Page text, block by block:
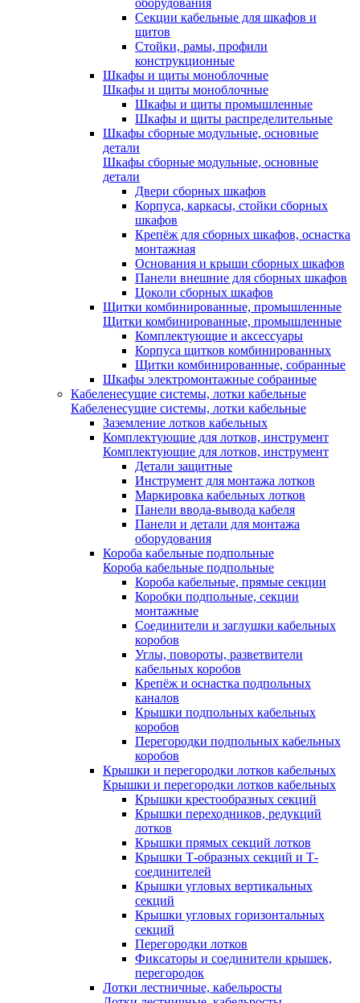
оборудования
Секции кабельные для шкафов и
щитов
Стойки, рамы, профили
конструкционные
Шкафы и щиты моноблочные
Шкафы и щиты моноблочные
Шкафы и щиты промышленные
Шкафы и щиты распределительные
Шкафы сборные модульные, основные
детали
Шкафы сборные модульные, основные
детали
Двери сборных шкафов
Корпуса, каркасы, стойки сборных
шкафов
Крепёж для сборных шкафов, оснастка
монтажная
Основания и крыши сборных шкафов
Панели внешние для сборных шкафов
Цоколи сборных шкафов
Щитки комбинированные, промышленные
Щитки комбинированные, промышленные
Комплектующие и аксессуары
Корпуса щитков комбинированных
Щитки комбинированные, собранные
Шкафы электромонтажные собранные
Кабеленесущие системы, лотки кабельные
Кабеленесущие системы, лотки кабельные
Заземление лотков кабельных
Комплектующие для лотков, инструмент
Комплектующие для лотков, инструмент
Детали защитные
Инструмент для монтажа лотков
Маркировка кабельных лотков
Панели ввода-вывода кабеля
Панели и детали для монтажа
оборудования
Короба кабельные подпольные
Короба кабельные подпольные
Короба кабельные, прямые секции
Коробки подпольные, секции
монтажные
Соединители и заглушки кабельных
коробов
Углы, повороты, разветвители
кабельных коробов
Крепёж и оснастка подпольных
каналов
Крышки подпольных кабельных
коробов
Перегородки подпольных кабельных
коробов
Крышки и перегородки лотков кабельных
Крышки и перегородки лотков кабельных
Крышки крестообразных секций
Крышки переходников, редукций
лотков
Крышки прямых секций лотков
Крышки Т-образных секций и Т-
соединителей
Крышки угловых вертикальных
секций
Крышки угловых горизонтальных
секций
Перегородки лотков
Фиксаторы и соединители крышек,
перегородок
Лотки лестничные, кабельросты